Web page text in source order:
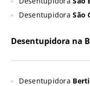
DesentupidoraSão
Desentupidora na
Desentupidora